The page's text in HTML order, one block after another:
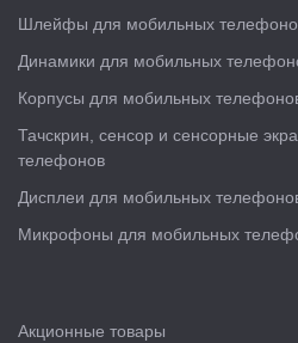
Шлейфы для мобильных
Динамики для мобильных
Корпусы для мобильных
Тачскрин, сенсор и сенсорные
телефонов
Дисплеи для мобильных
Микрофоны для мобильных
Акционные товары